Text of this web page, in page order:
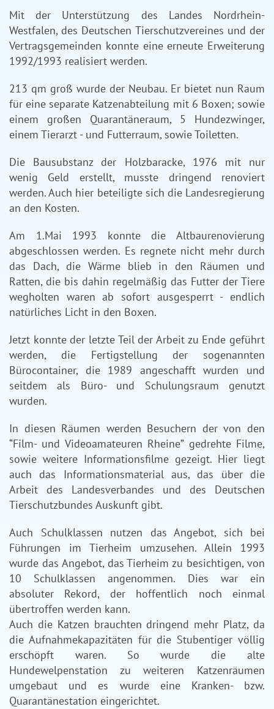
Mit der Unterstützung des Landes Nordrhein-
Westfalen, des Deutschen Tierschutzvereines und der
Vertragsgemeinden konnte eine erneute Erweiterung
1992/1993 realisiert werden.
213 qm groß wurde der Neubau. Er bietet nun Raum
für eine separate Katzenabteilung mit 6 Boxen; sowie
einem großen Quarantäneraum, 5 Hundezwinger,
einem Tierarzt - und Futterraum, sowie Toiletten.
Die Bausubstanz der Holzbaracke, 1976 mit nur
wenig Geld erstellt, musste dringend renoviert
werden. Auch hier beteiligte sich die Landesregierung
an den Kosten.
Am 1.Mai 1993 konnte die Altbaurenovierung
abgeschlossen werden. Es regnete nicht mehr durch
das Dach, die Wärme blieb in den Räumen und
Ratten, die bis dahin regelmäßig das Futter der Tiere
wegholten waren ab sofort ausgesperrt - endlich
natürliches Licht in den Boxen.
Jetzt konnte der letzte Teil der Arbeit zu Ende geführt
werden, die Fertigstellung der sogenannten
Bürocontainer, die 1989 angeschafft wurden und
seitdem als Büro- und Schulungsraum genutzt
wurden.
In diesen Räumen werden Besuchern der von den
“Film- und Videoamateuren Rheine” gedrehte Filme,
sowie weitere Informationsfilme gezeigt. Hier liegt
auch das Informationsmaterial aus, das über die
Arbeit des Landesverbandes und des Deutschen
Tierschutzbundes Auskunft gibt.
Auch Schulklassen nutzen das Angebot, sich bei
Führungen im Tierheim umzusehen. Allein 1993
wurde das Angebot, das Tierheim zu besichtigen, von
10 Schulklassen angenommen. Dies war ein
absoluter Rekord, der hoffentlich noch einmal
übertroffen werden kann.
Auch die Katzen brauchten dringend mehr Platz, da
die Aufnahmekapazitäten für die Stubentiger völlig
erschöpft waren. So wurde die alte
Hundewelpenstation zu weiteren Katzenräumen
umgebaut und es wurde eine Kranken- bzw.
Quarantänestation eingerichtet.